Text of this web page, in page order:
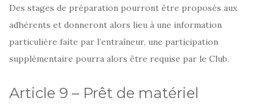
Des stages de préparation pourront être proposés aux
adhérents et donneront alors lieu à une information
particulière faite par l’entraîneur, une participation
supplémentaire pourra alors être requise par le Club.
Article 9 – Prêt de matériel